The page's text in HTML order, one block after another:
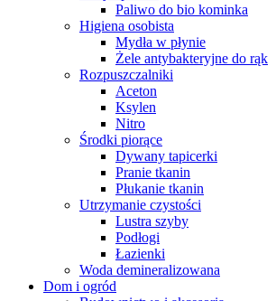
Paliwo do bio kominka
Higiena osobista
Mydła w płynie
Żele antybakteryjne do rąk
Rozpuszczalniki
Aceton
Ksylen
Nitro
Środki piorące
Dywany tapicerki
Pranie tkanin
Płukanie tkanin
Utrzymanie czystości
Lustra szyby
Podłogi
Łazienki
Woda demineralizowana
Dom i ogród